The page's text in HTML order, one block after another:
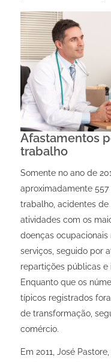
Afastamentos
trabalho
Somente no ano de
aproximadamente
trabalho, acidentes de
atividades com os
doenças
serviços, seguido por
repartições públicas e
Enquanto que os
típicos registrados
de transformação,
comércio.
Em 2011, José